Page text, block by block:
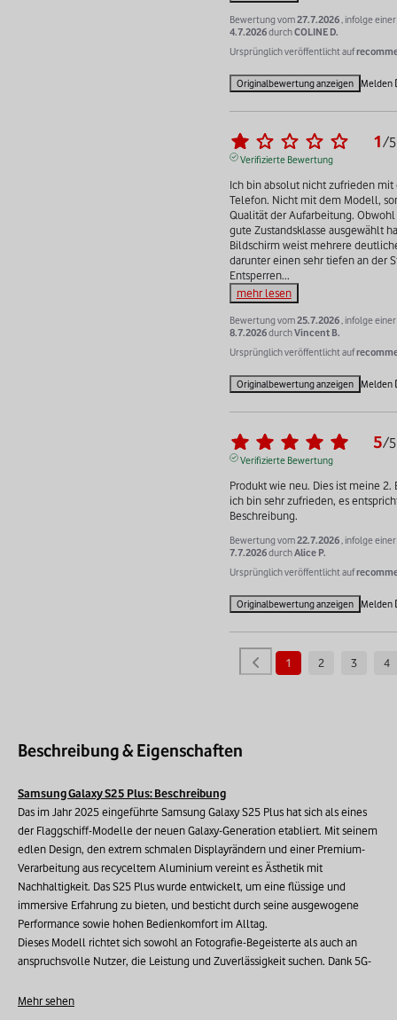
Bewertung vom27.7.2026 , infolge
4.7.2026durchCOLINE D.
Ursprünglich veröffentlicht auf
Originalbewertung anzeigen Melden
1/5
Verifizierte Bewertung
Ich bin absolut nicht zufrieden
Telefon. Nicht mit dem Modell,
Qualität der Aufarbeitung.
gute Zustandsklasse ausgewählt
Bildschirm weist mehrere
darunter einen sehr tiefen an der
Entsperren...
mehr lesen
Bewertung vom25.7.2026 , infolge
8.7.2026durchVincent B.
Ursprünglich veröffentlicht auf
Originalbewertung anzeigen Melden
5/5
Verifizierte Bewertung
Produkt wie neu. Dies ist meine
ich bin sehr zufrieden, es
Beschreibung.
Bewertung vom22.7.2026 , infolge
7.7.2026durchAlice P.
Ursprünglich veröffentlicht auf
Originalbewertung anzeigen Melden
1 2 3 4
Beschreibung & Eigenschaften
Samsung Galaxy S25 Plus: Beschreibung
Das im Jahr 2025 eingeführte Samsung Galaxy S25 Plus hat sich als eines
der Flaggschiff-Modelle der neuen Galaxy-Generation etabliert. Mit seinem
edlen Design, den extrem schmalen Displayrändern und einer Premium-
Verarbeitung aus recyceltem Aluminium vereint es Ästhetik mit
Nachhaltigkeit. Das S25 Plus wurde entwickelt, um eine flüssige und
immersive Erfahrung zu bieten, und besticht durch seine ausgewogene
Performance sowie hohen Bedienkomfort im Alltag.
Dieses Modell richtet sich sowohl an Fotografie-Begeisterte als auch an
anspruchsvolle Nutzer, die Leistung und Zuverlässigkeit suchen. Dank 5G-
eine schnelle Navigation und ein reibungsloses Nutzererlebnis, selbst bei
Mehr sehen